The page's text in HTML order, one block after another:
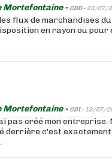
Mortefontaine - CDD - 23/07/
flux de marchandises
en rayon ou pour
Mortefontaine - CDI - 13/07/
pas créé mon
derrière c'est exactement